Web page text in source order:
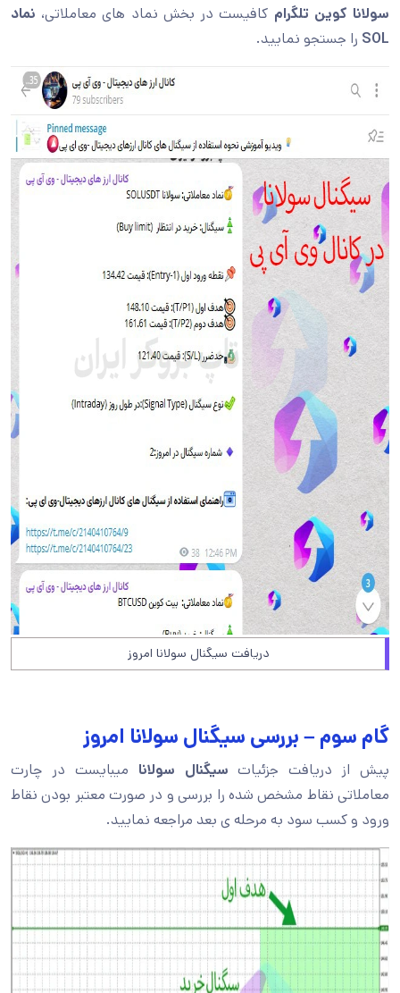
سولانا كوين تلگرام کافیست در بخش نماد های معاملاتی، نماد
SOL را جستجو نمایید.
دریافت سیگنال سولانا امروز
گام سوم – بررسی سیگنال سولانا امروز
پیش از دریافت جزئیات سیگنال سولانا میبایست در چارت
معاملاتی نقاط مشخص شده را بررسی و در صورت معتبر بودن نقاط
ورود و کسب سود به مرحله ی بعد مراجعه نمایید.